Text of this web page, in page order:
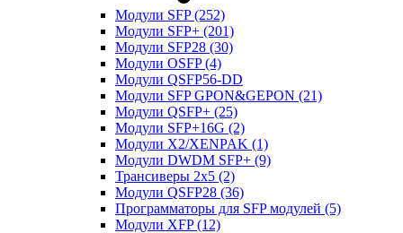
Модули SFP(252)
Модули SFP+ (201)
Модули SFP28 (30)
Модули OSFP(4)
Модули QSFP56-DD
Модули SFP GPON&GEPON (21)
Модули QSFP+ (25)
Модули SFP+16G (2)
Модули X2/XENPAK (1)
Модули DWDM SFP+ (9)
Трансиверы 2x5 (2)
Модули QSFP28 (36)
Программаторы для SFP модулей (5)
Модули XFP(12)